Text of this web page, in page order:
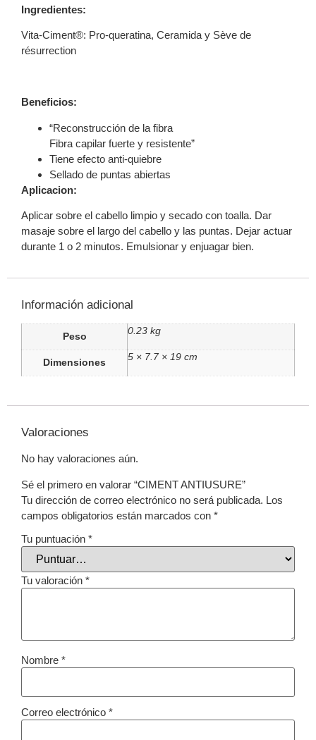
Ingredientes:
Vita-Ciment®: Pro-queratina, Ceramida y Sève de
résurrection
Beneficios:
“Reconstrucción de la fibra
Fibra capilar fuerte y resistente”
Tiene efecto anti-quiebre
Sellado de puntas abiertas
Aplicacion:
Aplicar sobre el cabello limpio y secado con toalla. Dar
masaje sobre el largo del cabello y las puntas. Dejar actuar
durante 1 o 2 minutos. Emulsionar y enjuagar bien.
Información adicional
Peso
0.23 kg
Dimensiones
5 × 7.7 × 19 cm
Valoraciones
No hay valoraciones aún.
Sé el primero en valorar “CIMENT ANTIUSURE”
Tu dirección de correo electrónico no será publicada. Los
campos obligatorios están marcados con *
Tu puntuación *
Tu valoración *
Nombre *
Correo electrónico *